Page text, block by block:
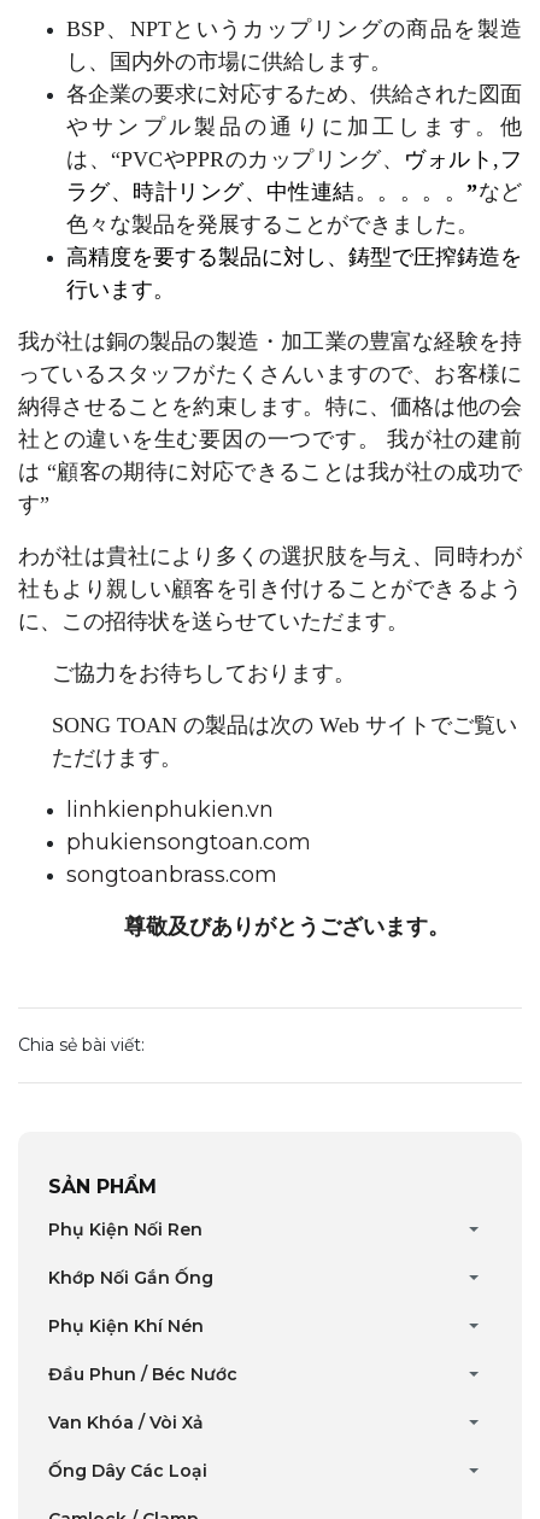
BSP、NPTというカップリングの商品を製造
し、国内外の市場に供給します。
各企業の要求に対応するため、供給された図面
やサンプル製品の通りに加工します。他
は、“PVCやPPRのカップリング、 ヴォルト,フ
ラグ、時計リング、中性連結。。。。。”など
色々な製品を発展することができました。
高精度を要する製品に対し、鋳型で圧搾鋳造を
行います。
我が社は銅の製品の製造・加工業の豊富な経験を持
っているスタッフがたくさんいますので、お客様に
納得させることを約束します。特に、価格は他の会
社との違いを生む要因の一つです。 我が社の建前
は “顧客の期待に対応できることは我が社の成功で
す”
わが社は貴社により多くの選択肢を与え、同時わが
社もより親しい顧客を引き付けることができるよう
に、この招待状を送らせていただます。
ご協力をお待ちしております。
SONG TOAN の製品は次の Web サイトでご覧い
ただけます。
linhkienphukien.vn
phukiensongtoan.com
songtoanbrass.com
尊敬及びありがとうございます。
Chia sẻ bài viết:
SẢN PHẨM
Phụ Kiện Nối Ren
Khớp Nối Gắn Ống
Phụ Kiện Khí Nén
Đầu Phun / Béc Nước
Van Khóa / Vòi Xả
Ống Dây Các Loại